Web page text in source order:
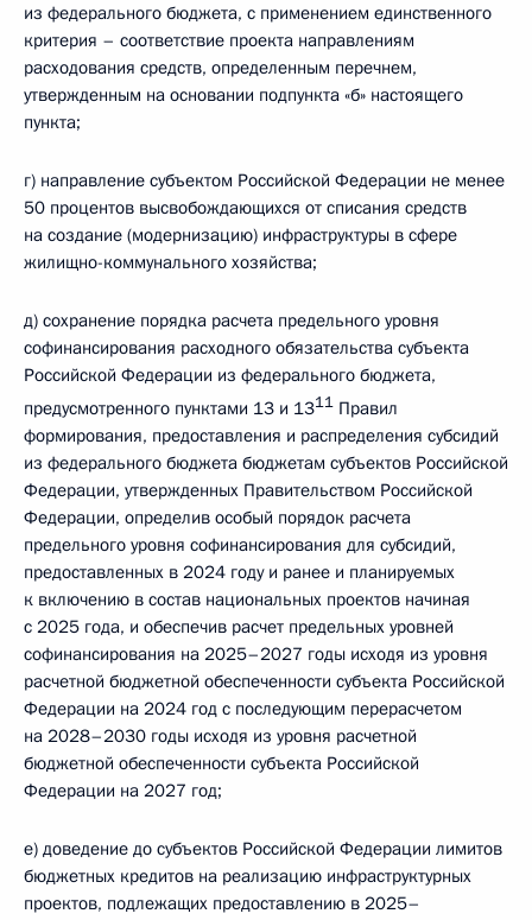
из федерального бюджета, с применением единственного
критерия – соответствие проекта направлениям
расходования средств, определенным перечнем,
утвержденным на основании подпункта «б» настоящего
пункта;
г) направление субъектом Российской Федерации не менее
50 процентов высвобождающихся от списания средств
на создание (модернизацию) инфраструктуры в сфере
жилищно-коммунального хозяйства;
д) сохранение порядка расчета предельного уровня
софинансирования расходного обязательства субъекта
Российской Федерации из федерального бюджета,
предусмотренного пунктами 13 и 1311 Правил
формирования, предоставления и распределения субсидий
из федерального бюджета бюджетам субъектов Российской
Федерации, утвержденных Правительством Российской
Федерации, определив особый порядок расчета
предельного уровня софинансирования для субсидий,
предоставленных в 2024 году и ранее и планируемых
к включению в состав национальных проектов начиная
с 2025 года, и обеспечив расчет предельных уровней
софинансирования на 2025–2027 годы исходя из уровня
расчетной бюджетной обеспеченности субъекта Российской
Федерации на 2024 год с последующим перерасчетом
на 2028–2030 годы исходя из уровня расчетной
бюджетной обеспеченности субъекта Российской
Федерации на 2027 год;
е) доведение до субъектов Российской Федерации лимитов
бюджетных кредитов на реализацию инфраструктурных
проектов, подлежащих предоставлению в 2025–